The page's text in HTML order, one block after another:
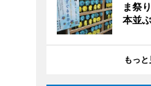
ま祭
本並ぶ
もっと